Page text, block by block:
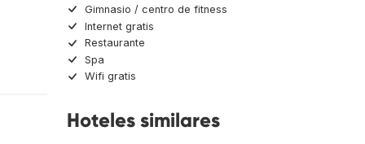
Gimnasio / centro de fitness
Internet gratis
Restaurante
Spa
Wifi gratis
Hoteles similares